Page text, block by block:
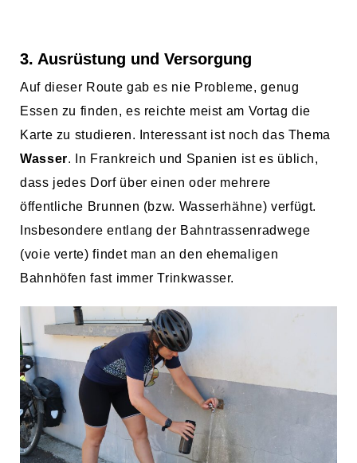
3. Ausrüstung und Versorgung
Auf dieser Route gab es nie Probleme, genug
Essen zu finden, es reichte meist am Vortag die
Karte zu studieren. Interessant ist noch das Thema
Wasser. In Frankreich und Spanien ist es üblich,
dass jedes Dorf über einen oder mehrere
öffentliche Brunnen (bzw. Wasserhähne) verfügt.
Insbesondere entlang der Bahntrassenradwege
(voie verte) findet man an den ehemaligen
Bahnhöfen fast immer Trinkwasser.